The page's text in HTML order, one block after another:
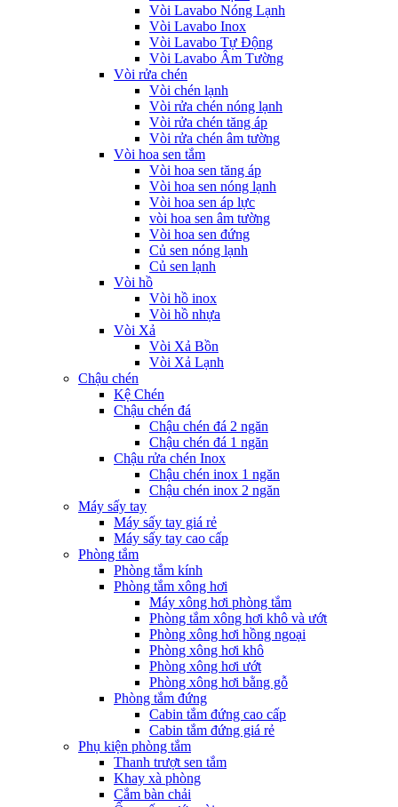
Vòi Lavabo Nóng Lạnh
Vòi Lavabo Inox
Vòi Lavabo Tự Động
Vòi Lavabo Âm Tường
Vòi rửa chén
Vòi chén lạnh
Vòi rửa chén nóng lạnh
Vòi rửa chén tăng áp
Vòi rửa chén âm tường
Vòi hoa sen tắm
Vòi hoa sen tăng áp
Vòi hoa sen nóng lạnh
Vòi hoa sen áp lực
vòi hoa sen âm tường
Vòi hoa sen đứng
Củ sen nóng lạnh
Củ sen lạnh
Vòi hồ
Vòi hồ inox
Vòi hồ nhựa
Vòi Xả
Vòi Xả Bồn
Vòi Xả Lạnh
Chậu chén
Kệ Chén
Chậu chén đá
Chậu chén đá 2 ngăn
Chậu chén đá 1 ngăn
Chậu rửa chén Inox
Chậu chén inox 1 ngăn
Chậu chén inox 2 ngăn
Máy sấy tay
Máy sấy tay giá rẻ
Máy sấy tay cao cấp
Phòng tắm
Phòng tắm kính
Phòng tắm xông hơi
Máy xông hơi phòng tắm
Phòng tắm xông hơi khô và ướt
Phòng xông hơi hồng ngoại
Phòng xông hơi khô
Phòng xông hơi ướt
Phòng xông hơi bằng gỗ
Phòng tắm đứng
Cabin tắm đứng cao cấp
Cabin tắm đứng giá rẻ
Phụ kiện phòng tắm
Thanh trượt sen tắm
Khay xà phòng
Cắm bàn chải